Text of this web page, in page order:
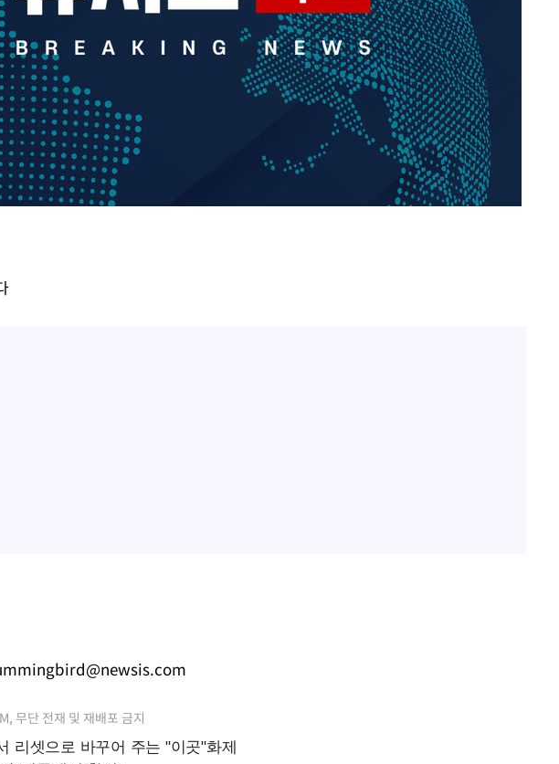
도 관측 가능성도
능 3개 산불, 방화선 일부 구축
협상 기대속 뉴욕증시 혼조 마감 다
도자와 소통하기가 매우 어려워" 취
행 항로 합의" 이란 외무부 대변인
무단 전재 및 재배포 금지
1
정웅인 첫째 딸, 연기자 지
망…또 배우 꿈꾸는 스타 2세